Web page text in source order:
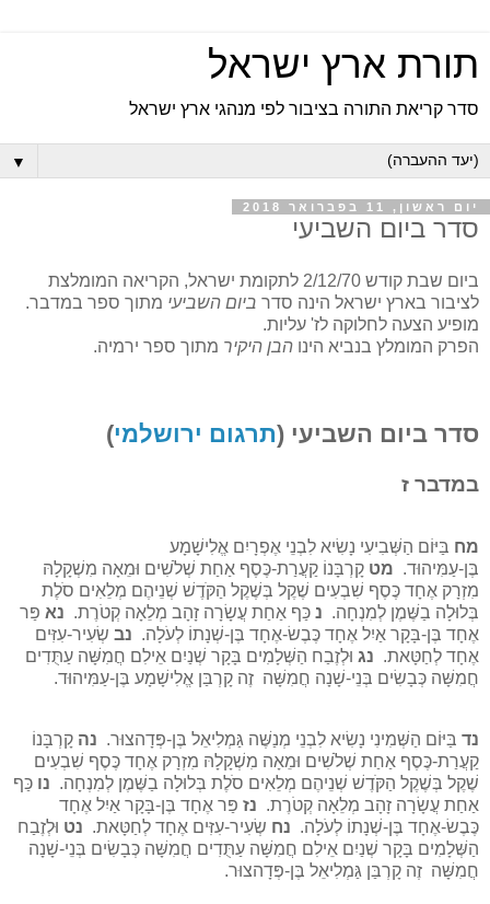
תורת ארץ ישראל
סדר קריאת התורה בציבור לפי מנהגי ארץ ישראל
▼
יום ראשון, 11 בפברואר 2018
סדר ביום השביעי
ביום שבת קודש 2/12/70 לתקומת ישראל, הקריאה המומלצת
לציבור בארץ ישראל הינה סדר ביום השביעי מתוך ספר במדבר.
מופיע הצעה לחלוקה לז' עליות.
הפרק המומלץ בנביא הינו הבן היקיר מתוך ספר ירמיה.
סדר ביום השביעי (תרגום ירושלמי)
במדבר ז
מח בַּיּוֹם הַשְּׁבִיעִי נָשִׂיא לִבְנֵי אֶפְרָיִם אֱלִישָׁמָע
בֶּן-עַמִּיהוּד. מט קָרְבָּנוֹ קַעֲרַת-כֶּסֶף אַחַת שְׁלֹשִׁים וּמֵאָה מִשְׁקָלָהּ
מִזְרָק אֶחָד כֶּסֶף שִׁבְעִים שֶׁקֶל בְּשֶׁקֶל הַקֹּדֶשׁ שְׁנֵיהֶם מְלֵאִים סֹלֶת
בְּלוּלָה בַשֶּׁמֶן לְמִנְחָה. נ כַּף אַחַת עֲשָׂרָה זָהָב מְלֵאָה קְטֹרֶת. נא פַּר
אֶחָד בֶּן-בָּקָר אַיִל אֶחָד כֶּבֶשׂ-אֶחָד בֶּן-שְׁנָתוֹ לְעֹלָה. נב שְׂעִיר-עִזִּים
אֶחָד לְחַטָּאת. נג וּלְזֶבַח הַשְּׁלָמִים בָּקָר שְׁנַיִם אֵילִם חֲמִשָּׁה עַתֻּדִים
חֲמִשָּׁה כְּבָשִׂים בְּנֵי-שָׁנָה חֲמִשָּׁה זֶה קָרְבַּן אֱלִישָׁמָע בֶּן-עַמִּיהוּד.
נד בַּיּוֹם הַשְּׁמִינִי נָשִׂיא לִבְנֵי מְנַשֶּׁה גַּמְלִיאֵל בֶּן-פְּדָהצוּר. נה קָרְבָּנוֹ
קַעֲרַת-כֶּסֶף אַחַת שְׁלֹשִׁים וּמֵאָה מִשְׁקָלָהּ מִזְרָק אֶחָד כֶּסֶף שִׁבְעִים
שֶׁקֶל בְּשֶׁקֶל הַקֹּדֶשׁ שְׁנֵיהֶם מְלֵאִים סֹלֶת בְּלוּלָה בַשֶּׁמֶן לְמִנְחָה. נו כַּף
אַחַת עֲשָׂרָה זָהָב מְלֵאָה קְטֹרֶת. נז פַּר אֶחָד בֶּן-בָּקָר אַיִל אֶחָד
כֶּבֶשׂ-אֶחָד בֶּן-שְׁנָתוֹ לְעֹלָה. נח שְׂעִיר-עִזִּים אֶחָד לְחַטָּאת. נט וּלְזֶבַח
הַשְּׁלָמִים בָּקָר שְׁנַיִם אֵילִם חֲמִשָּׁה עַתֻּדִים חֲמִשָּׁה כְּבָשִׂים בְּנֵי-שָׁנָה
חֲמִשָּׁה זֶה קָרְבַּן גַּמְלִיאֵל בֶּן-פְּדָהצוּר.